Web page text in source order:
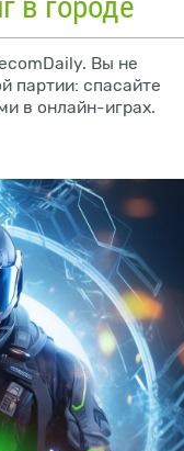
Вы не
партии: спасайте
в онлайн-играх.